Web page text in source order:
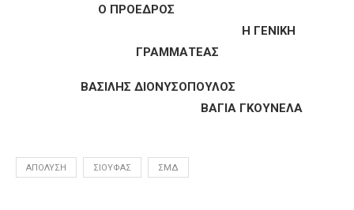
Ο ΠΡΟΕΔΡΟΣ
Η ΓΕΝΙΚΗ
ΓΡΑΜΜΑΤΕΑΣ
ΒΑΣΙΛΗΣ ΔΙΟΝΥΣΟΠΟΥΛΟΣ
ΒΑΓΙΑ ΓΚΟΥΝΕΛΑ
ΑΠΌΛΥΣΗ ΣΙΟΎΦΑΣ ΣΜΔ